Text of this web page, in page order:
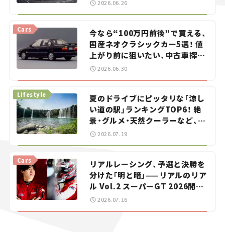
2026.06.26
今なら“100万円前後”で買える、
国産ネオクラシックカー5選！ 値
上がり前に狙いたい、中古車探し
をお手伝い――ちょっとイケてるマ
Cars
2026.06.30
夏のドライブにピッタリな「涼し
い道の駅」ランキングTOP6！ 絶
景・グルメ・天然クーラーなど、避
暑におすすめのスポットを紹介
Lifestyle
2026.07.19
リアルレーシング、予選と決勝を
分けた「明と暗」——リアルのリア
ル Vol.2 スーパーGT 2026開幕
戦 岡山国際サーキット
Cars
2026.07.16